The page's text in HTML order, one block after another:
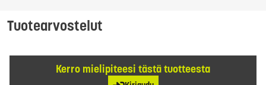
Tuotearvostelut
Kerro mielipiteesi tästä tuotteesta